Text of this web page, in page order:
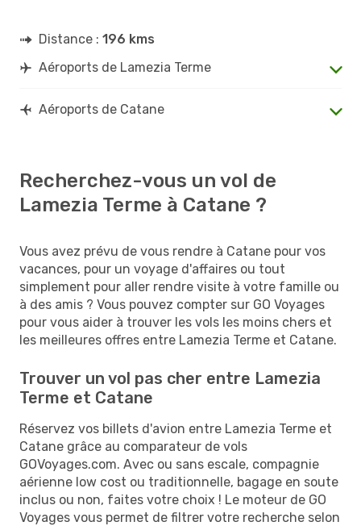
Distance : 196 kms
Aéroports de Lamezia Terme
Aéroports de Catane
Recherchez-vous un vol de
Lamezia Terme à Catane ?
Vous avez prévu de vous rendre à Catane pour vos
vacances, pour un voyage d'affaires ou tout
simplement pour aller rendre visite à votre famille ou
à des amis ? Vous pouvez compter sur GO Voyages
pour vous aider à trouver les vols les moins chers et
les meilleures offres entre Lamezia Terme et Catane.
Trouver un vol pas cher entre Lamezia
Terme et Catane
Réservez vos billets d'avion entre Lamezia Terme et
Catane grâce au comparateur de vols
GOVoyages.com. Avec ou sans escale, compagnie
aérienne low cost ou traditionnelle, bagage en soute
inclus ou non, faites votre choix ! Le moteur de GO
Voyages vous permet de filtrer votre recherche selon